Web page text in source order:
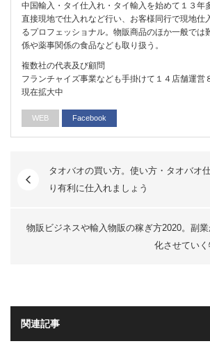
中国輸入・タイ仕入れ・タイ輸入を始めて１３年
直接現地で仕入れなど行い、お客様同行で現地仕
るプロフェッショナル。物販商品のほか一般では
係や薬事関係の食品なども取り扱う。
複数社の代表及び顧問
フランチャイズ事業なども手掛けて１４店舗運営
現在拡大中
WEB Facebook
タオバオの買い方。使い方・タオバオ
り有利に仕入れましょう
物販ビジネスや輸入物販の稼ぎ方2020。副
化させてい
関連記事